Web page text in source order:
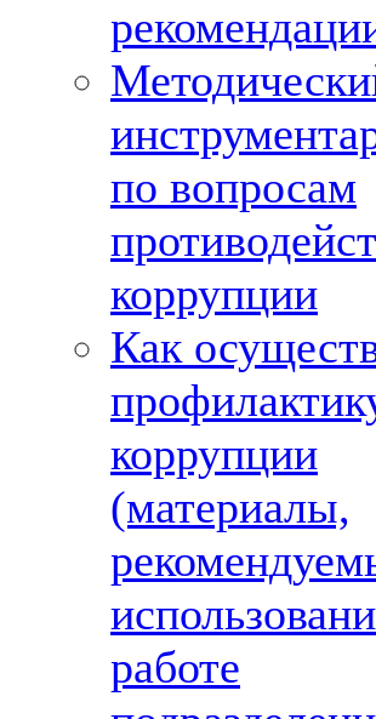
по вопросам
коррупции
Как
коррупции
(материалы,
работе